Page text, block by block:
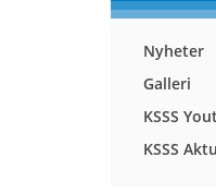
Nyheter
Galleri
KSSS
KSSS